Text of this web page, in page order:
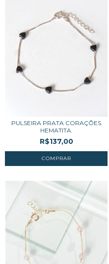
PULSEIRA PRATA CORAÇÕES
HEMATITA.
R$137,00